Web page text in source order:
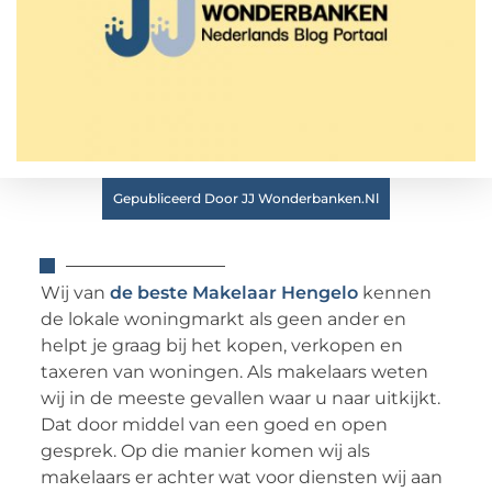
Gepubliceerd Door JJ Wonderbanken.nl
Wij van de beste Makelaar Hengelokennen
de lokale woningmarkt als geen ander en
helpt je graag bij het kopen, verkopen en
taxeren van woningen. Als makelaars weten
wij in de meeste gevallen waar u naar uitkijkt.
Dat door middel van een goed en open
gesprek. Op die manier komen wij als
makelaars er achter wat voor diensten wij aan